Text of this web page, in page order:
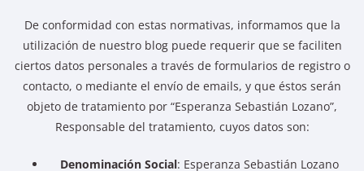
De conformidad con estas normativas, informamos que la
utilización de nuestro blog puede requerir que se faciliten
ciertos datos personales a través de formularios de registro o
contacto, o mediante el envío de emails, y que éstos serán
objeto de tratamiento por “Esperanza Sebastián Lozano”,
Responsable del tratamiento, cuyos datos son:
Denominación Social: Esperanza Sebastián Lozano